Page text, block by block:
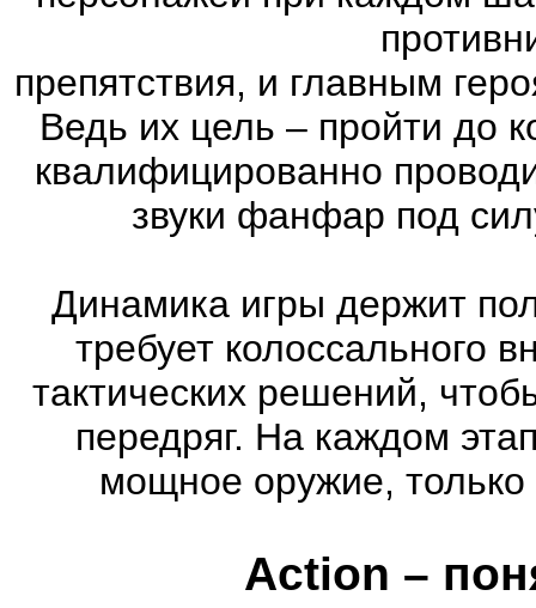
препятствия, и главным
Ведь их цель – пройти до
квалифицированно
звуки фанфар под
Динамика игры держит
требует колоссального
тактических решений,
передряг. На каждом
мощное оружие, только
Action –